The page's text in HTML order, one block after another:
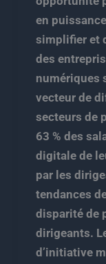
en
simplifier et
des
numériques
vecteur de
secteurs de
63 % des
digitale de
par les
tendances
disparité de
dirigeants.
d’initiative